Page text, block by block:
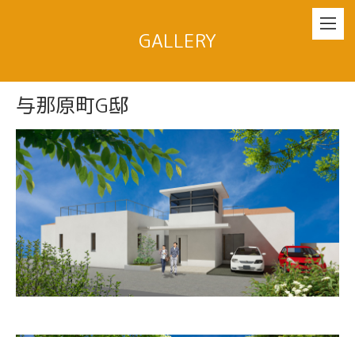
GALLERY
与那原町G邸